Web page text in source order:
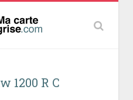
1200 R C